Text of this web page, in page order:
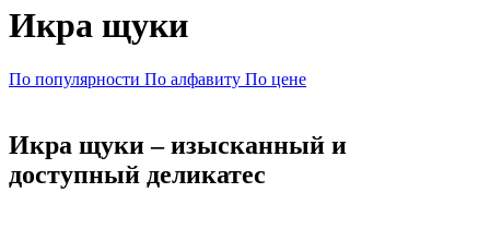
Икра щуки
По популярности По алфавиту По цене
Икра щуки – изысканный и
доступный деликатес